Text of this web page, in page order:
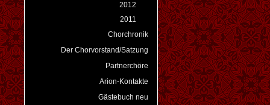
2012
2011
Chorchronik
Der Chorvorstand/Satzung
Partnerchöre
Arion-Kontakte
Gästebuch neu